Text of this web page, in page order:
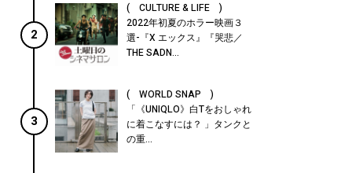
2
( CULTURE & LIFE )
2022年初夏のホラー映画３
選-『X エックス』『哭悲／
THE SADN...
3
( WORLD SNAP )
「《UNIQLO》白Tをおしゃれ
に着こなすには？ 」タンクと
の重...